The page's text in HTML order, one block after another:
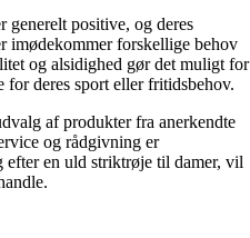
generelt positive, og deres
imødekommer forskellige behov
og alsidighed gør det muligt for
for deres sport eller fritidsbehov.
af produkter fra anerkendte
og rådgivning er
efter en uld striktrøje til damer, vil